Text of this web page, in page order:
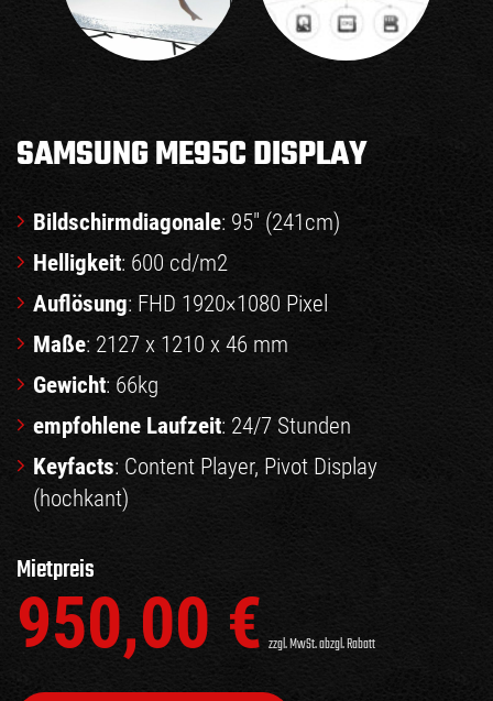
SAMSUNG ME95C DISPLAY
Bildschirmdiagonale: 95″ (241cm)
Helligkeit: 600 cd/m2
Auflösung: FHD 1920×1080 Pixel
Maße: 2127 x 1210 x 46 mm
Gewicht: 66kg
empfohlene Laufzeit: 24/7 Stunden
Keyfacts: Content Player, Pivot Display
(hochkant)
Mietpreis
950,00 € zzgl. MwSt. abzgl. Rabatt